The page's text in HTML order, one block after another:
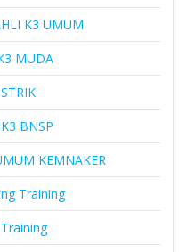
K3 UMUM
MUDA
BNSP
KEMNAKER
Training